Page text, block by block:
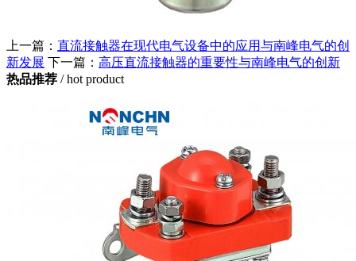
上一篇： 直流接触器在现代电气设备中的应用与南峰电气的创
新发展 下一篇： 高压直流接触器的重要性与南峰电气的创新
热品推荐 / hot product